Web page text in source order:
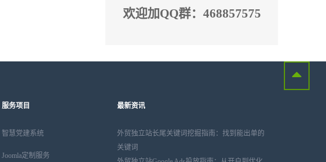
欢迎加QQ群：468857575
服务项目
智慧党建系统
Joomla定制服务
最新资讯
外贸独立站长尾关键词挖掘指南：找到能出单的
关键词